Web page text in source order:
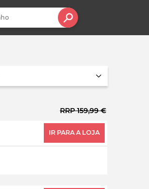
RRP 159,99 €
IR PARA A LOJA